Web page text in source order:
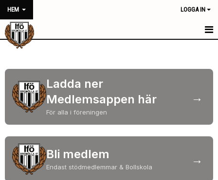
HEM LOGGA IN
HEM
NYHETER
FÖRENINGEN
KONTAKT
BILDGALLERI
DOKUMENT
Ladda ner
Medlemsappen här
För alla i föreningen
→
Bli medlem
Endast stödmedlemmar & Bollskola →